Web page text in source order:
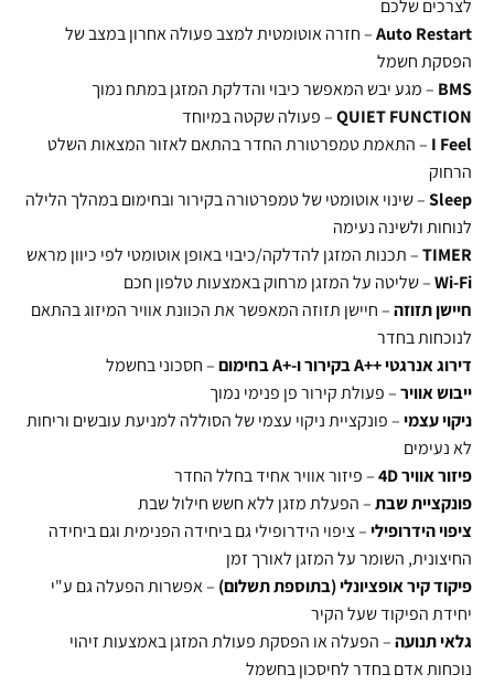
לצרכים שלכם
Auto Restart– חזרה אוטומטית למצב פעולה אחרון במצב של
הפסקת חשמל
BMS – מגע יבש המאפשר כיבוי והדלקת המזגן במתח נמוך
QUIET FUNCTION– פעולה שקטה במיוחד
I Feel – התאמת טמפרטורת החדר בהתאם לאזור המצאות השלט
הרחוק
Sleep– שינוי אוטומטי של טמפרטורה בקירור ובחימום במהלך הלילה
לנוחות ולשינה נעימה
TIMER– תכנות המזגן להדלקה/כיבוי באופן אוטומטי לפי כיוון מראש
Wi-Fi– שליטה על המזגן מרחוק באמצעות טלפון חכם
חיישן תזוזה– חיישן תזוזה המאפשר את הכוונת אוויר המיזוג בהתאם
לנוכחות בחדר
דירוג אנרגטי ++A בקירור ו-+A בחימום
– חסכוני בחשמל
ייבוש אוויר– פעולת קירור פן פנימי נמוך
ניקוי עצמי– פונקציית ניקוי עצמי של הסוללה למניעת עובשים וריחות
לא נעימים
פיזור אוויר 4D
– פיזור אוויר אחיד בחלל החדר
פונקציית שבת– הפעלת מזגן ללא חשש חילול שבת
ציפוי הידרופילי– ציפוי הידרופילי גם ביחידה הפנימית וגם ביחידה
החיצונית, השומר על המזגן לאורך זמן
פיקוד קיר אופציונלי (בתוספת תשלום) – אפשרות הפעלה גם ע"י
יחידת הפיקוד שעל הקיר
גלאי תנועה– הפעלה או הפסקת פעולת המזגן באמצעות זיהוי
נוכחות אדם בחדר לחיסכון בחשמל